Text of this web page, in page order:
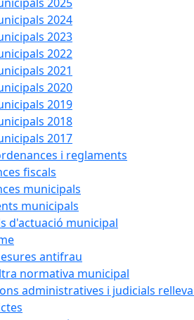
2024
2023
2022
2021
2020
2019
2018
2017
i reglaments
fiscals
municipals
municipals
d'actuació municipal
antifrau
normativa municipal
administratives i judicials